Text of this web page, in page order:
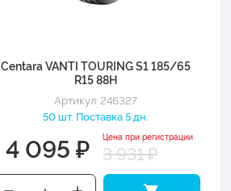
Centara VANTI TOURING S1 185/65
R15 88H
Артикул: 246327
50 шт. Поставка 5 дн.
4 095 ₽ Цена при регистрации
3 931 ₽